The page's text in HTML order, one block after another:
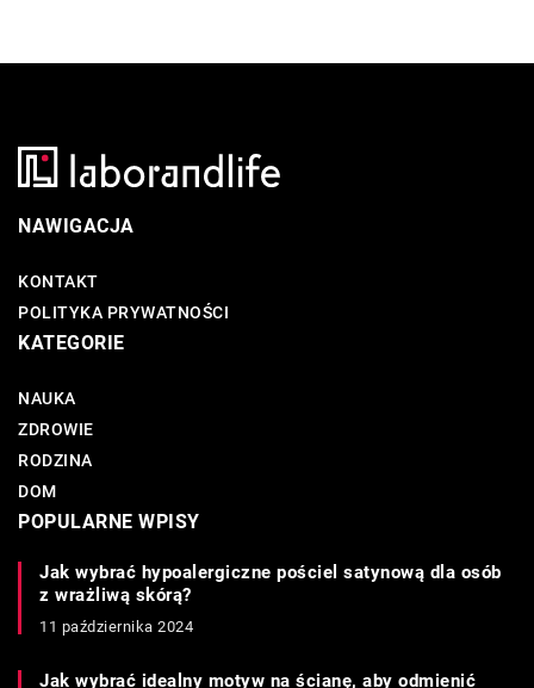
NAWIGACJA
KONTAKT
POLITYKA PRYWATNOŚCI
KATEGORIE
NAUKA
ZDROWIE
RODZINA
DOM
POPULARNE WPISY
Jak wybrać hypoalergiczne pościel satynową dla osób
z wrażliwą skórą?
11 października 2024
Jak wybrać idealny motyw na ścianę, aby odmienić